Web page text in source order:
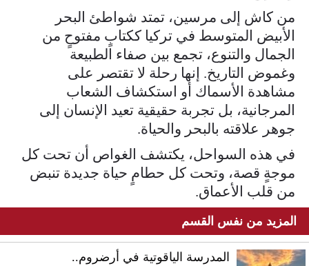
من كاش إلى مرسين، تمتد شواطئ البحر
الأبيض المتوسط في تركيا ككتابٍ مفتوحٍ من
الجمال والتنوع، تجمع بين صفاء الطبيعة
وغموض التاريخ. إنها رحلة لا تقتصر على
مشاهدة الأسماك أو استكشاف الشعاب
المرجانية، بل تجربة حقيقية تعيد الإنسان إلى
جوهر علاقته بالبحر والحياة.
في هذه السواحل، يكتشف الغواص أن تحت كل
موجةٍ قصة، وتحت كل حطامٍ حياة جديدة تنبض
من قلب الأعماق.
المزيد من نفس القسم
المدرسة الياقوتية في أرضروم..